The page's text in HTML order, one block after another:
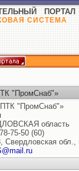
ПОРТАЛ
СИСТЕМА
"ПромСнаб"»
"ПромСнаб"»
область
75-50 (60)
Свердловская обл.,